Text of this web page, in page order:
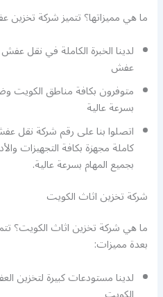
ما هي مميزاتها؟ تتميز شركة
لدينا الخبرة الكاملة في نقل
عفش
متوفرون بكافة مناطق الكويت
بسرعة عالية
اتصلوا بنا على رقم شركة نقل
كاملة مجهزة بكافة التجهيزات
بجميع المهام بسرعة عالية.
شركة تخزين اثاث الكويت
ما هي شركة تخزين اثاث الكويت؟
بعدة مميزات:
لدينا مستودعات كبيرة لتخزين